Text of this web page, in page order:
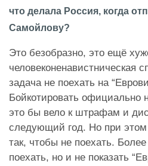
что делала Россия, когда
Самойлову?
Это безобразно, это ещё
человеконенавистническая
задача не поехать на
Бойкотировать официально
это бы вело к штрафам и
следующий год. Но при
так, чтобы не поехать.
поехать, но и не показать